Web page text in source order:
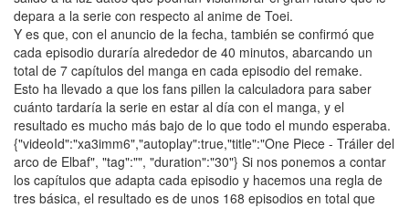
depara a la serie con respecto al anime de Toei.
Y es que, con el anuncio de la fecha, también se confirmó que
cada episodio duraría alrededor de 40 minutos, abarcando un
total de 7 capítulos del manga en cada episodio del remake.
Esto ha llevado a que los fans pillen la calculadora para saber
cuánto tardaría la serie en estar al día con el manga, y el
resultado es mucho más bajo de lo que todo el mundo esperaba.
{"videoId":"xa3imm6","autoplay":true,"title":"One Piece - Tráiler del
arco de Elbaf", "tag":"", "duration":"30"} Si nos ponemos a contar
los capítulos que adapta cada episodio y hacemos una regla de
tres básica, el resultado es de unos 168 episodios en total que